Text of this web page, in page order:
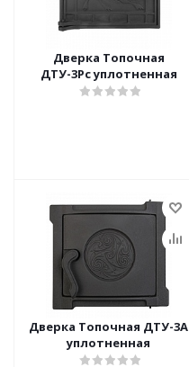
Дверка Топочная
ДТУ-3Рс уплотненная
Дверка Топочная ДТУ-3А
уплотненная